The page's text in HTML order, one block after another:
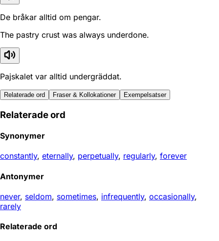
De bråkar alltid om pengar.
The pastry crust was always underdone.
Pajskalet var alltid undergräddat.
Relaterade ord Fraser & Kollokationer Exempelsatser
Relaterade ord
Synonymer
constantly, eternally, perpetually, regularly, forever
Antonymer
never, seldom, sometimes, infrequently, occasionally,
rarely
Relaterade ord